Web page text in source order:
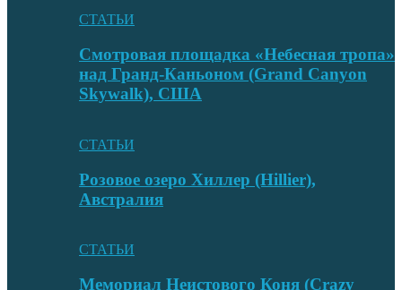
СТАТЬИ
Смотровая площадка «Небесная тропа»
над Гранд-Каньоном (Grand Canyon
Skywalk), США
СТАТЬИ
Розовое озеро Хиллер (Hillier),
Австралия
СТАТЬИ
Мемориал Неистового Коня (Crazy